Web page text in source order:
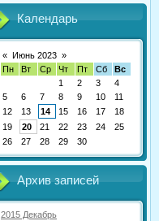
Календарь
« Июнь 2023 »
Пн
Вт Ср Чт Пт Сб
Вс
1
2 3
4
5
6 7 8 9 10
11
12
13 14 15 16 17
18
19
20 21 22 23 24
25
26
27 28 29 30
Архив записей
2015 Декабрь